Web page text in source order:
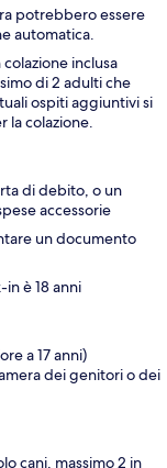
potrebbero essere
automatica.
inclusa
di 2 adulti che
ospiti aggiuntivi si
la colazione.
di debito, o un
accessorie
un documento
è 18 anni
a 17 anni)
dei genitori o dei
cani, massimo 2 in